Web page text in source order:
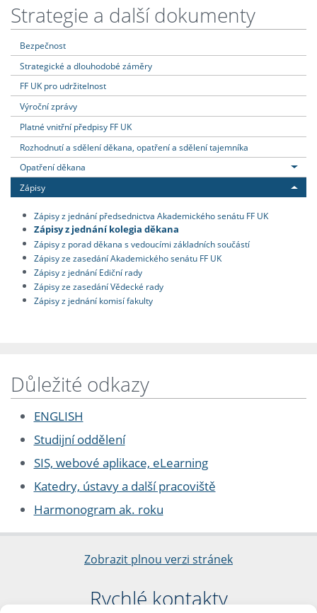
Strategie a další dokumenty
Bezpečnost
Strategické a dlouhodobé záměry
FF UK pro udržitelnost
Výroční zprávy
Platné vnitřní předpisy FF UK
Rozhodnutí a sdělení děkana, opatření a sdělení tajemníka
Opatření děkana
Zápisy
Zápisy z jednání předsednictva Akademického senátu FF UK
Zápisy z jednání kolegia děkana
Zápisy z porad děkana s vedoucími základních součástí
Zápisy ze zasedání Akademického senátu FF UK
Zápisy z jednání Ediční rady
Zápisy ze zasedání Vědecké rady
Zápisy z jednání komisí fakulty
Důležité odkazy
ENGLISH
Studijní oddělení
SIS, webové aplikace, eLearning
Katedry, ústavy a další pracoviště
Harmonogram ak. roku
Zobrazit plnou verzi stránek
Rychlé kontakty